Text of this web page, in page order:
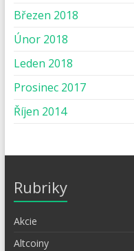
Březen 2018
Únor 2018
Leden 2018
Prosinec 2017
Říjen 2014
Rubriky
Akcie
Altcoiny